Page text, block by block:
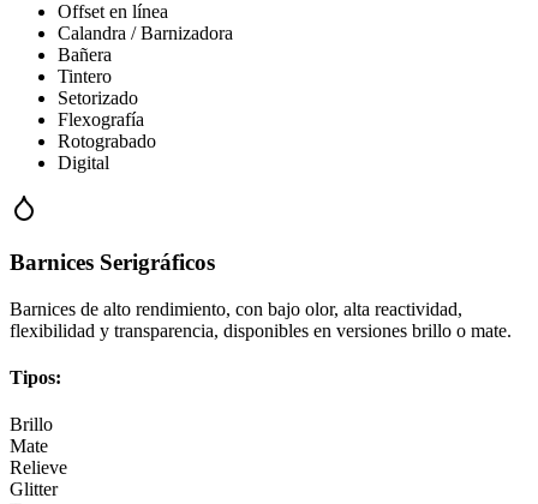
Offset en línea
Calandra / Barnizadora
Bañera
Tintero
Setorizado
Flexografía
Rotograbado
Digital
Barnices Serigráficos
Barnices de alto rendimiento, con bajo olor, alta reactividad,
flexibilidad y transparencia, disponibles en versiones brillo o mate.
Tipos:
Brillo
Mate
Relieve
Glitter